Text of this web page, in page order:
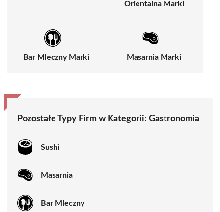
Orientalna Marki
Bar Mleczny Marki Masarnia Marki
Pozostałe Typy Firm w Kategorii: Gastronomia
Sushi
Masarnia
Bar Mleczny